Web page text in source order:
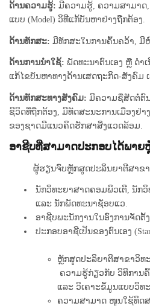
ດ້ານຄວາມຮູ້: ມີຄວາມຮູ້, ຄວາມສາມາດ
ແບບ (Model) ວິທີແກ້ບັນຫາຢ່າງຖືກຕ້ອງ.
ດ້ານທັກສະ: ມີທັກສະໃນການຄົ້ນຄວ້າ, ມີ
ດ້ານການນໍາໃຊ້:ພັດທະນາຕົນເອງ ຫຼື ດໍາ
ແກ້ໄຂບັນຫາທາງດ້ານເສດຖະກິດ-ສັງຄົມ
ດ້ານທັກສະທາງສັງຄົມ:ມີຄວາມຊື່ສັດຕໍ່ຕົ
ຊີວິດທີ່ຖືກຕ້ອງ, ມີທັດສະນະການເມືອງ
ຂອງຊາດມີແນວຄິດຮັກສາສິ່ງແວດລ້ອມ.
ອາຊີບທີ່ສາມາດປະກອບໄດ້ພາຍ
ຜູ້ຮຽນຈົບຫຼັກສູດປະລິນຍາຕີສາຂາ ວິ
ນັກວິທະຍາສາດຄອມພິວເຕີ, ນັກ
ແລະ ນັກພັດທະນາຊັອບແວ.
ອາຊີບພະນັກງານໃນອົງການຈັດຕັ້
ປະກອບອາຊີເປັນຂອງຕົນເອງ
ຫຼັກສູດປະລິຍາຕີສາຂາວິທ
ຄວາມຮູ້ກ່ຽວກັບ ວິທີການ
ແລະ ວິເຄາະຂໍ້ມູນແບບວິທ
ຄວາມສາມາດ ໜູນໃຊ້ທິດ